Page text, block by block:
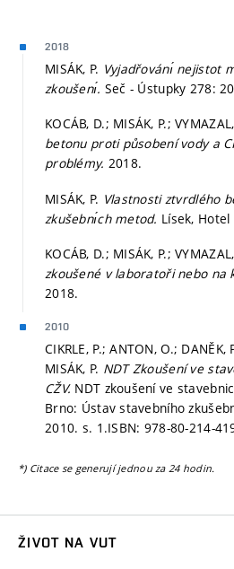
2018
MISÁK, P. Vyjadřovánı́ nejistot
zkoušenı́. Seč - Ústupky 278:
KOCÁB, D.; MISÁK, P.;
betonu proti působení vody a
problémy. 2018.
MISÁK, P. Vlastnosti ztvrdlého
zkušebnı́ch metod. Lísek,
KOCÁB, D.; MISÁK, P.;
zkoušené v laboratoři nebo na
2018.
2010
CIKRLE, P.; ANTON, O.; DANĚK,
MISÁK, P. NDT Zkoušení ve
CŽV. NDT zkoušení ve
Brno: Ústav stavebního
2010. s. 1.ISBN: 978-80-214-
*) Citace se generují jednou za 24 hodin.
ŽIVOT NA VUT